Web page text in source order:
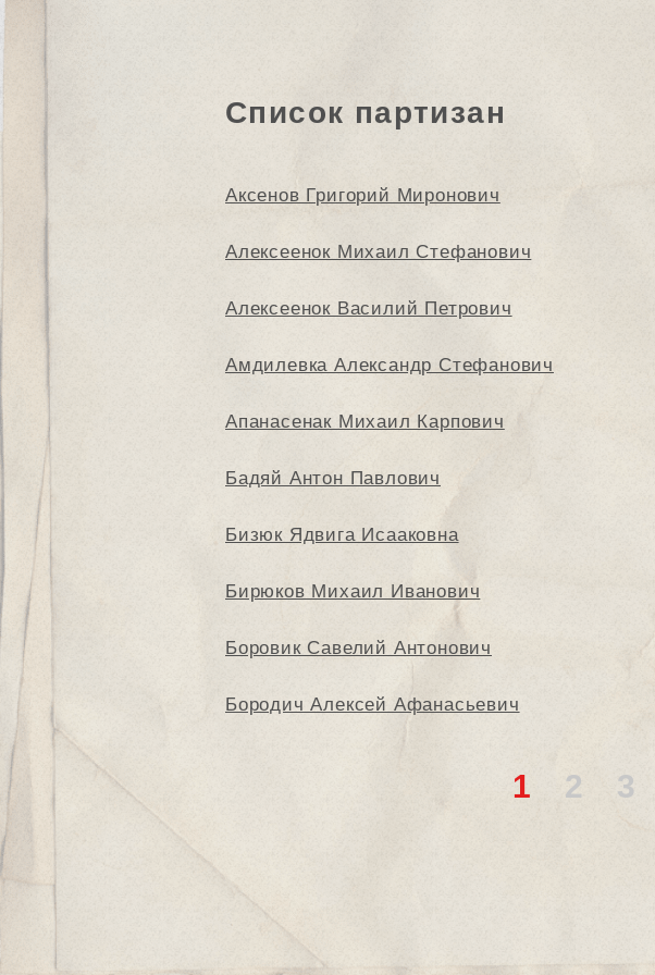
Список партизан
Аксенов Григорий Миронович
Алексеенок Михаил Стефанович
Алексеенок Василий Петрович
Амдилевка Александр Стефанович
Апанасенак Михаил Карпович
Бадяй Антон Павлович
Бизюк Ядвига Исааковна
Бирюков Михаил Иванович
Боровик Савелий Антонович
Бородич Алексей Афанасьевич
1 2 3